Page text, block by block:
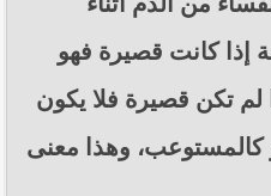
إذا كانت قصيرة فهو
لم تكن قصيرة فلا يكون
كالمستوعب، وهذا معنى